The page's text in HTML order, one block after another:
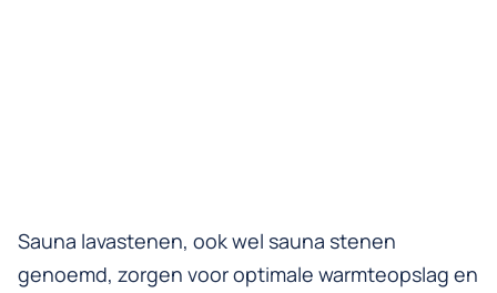
Sauna lavastenen, ook wel sauna stenen
genoemd, zorgen voor optimale warmteopslag en